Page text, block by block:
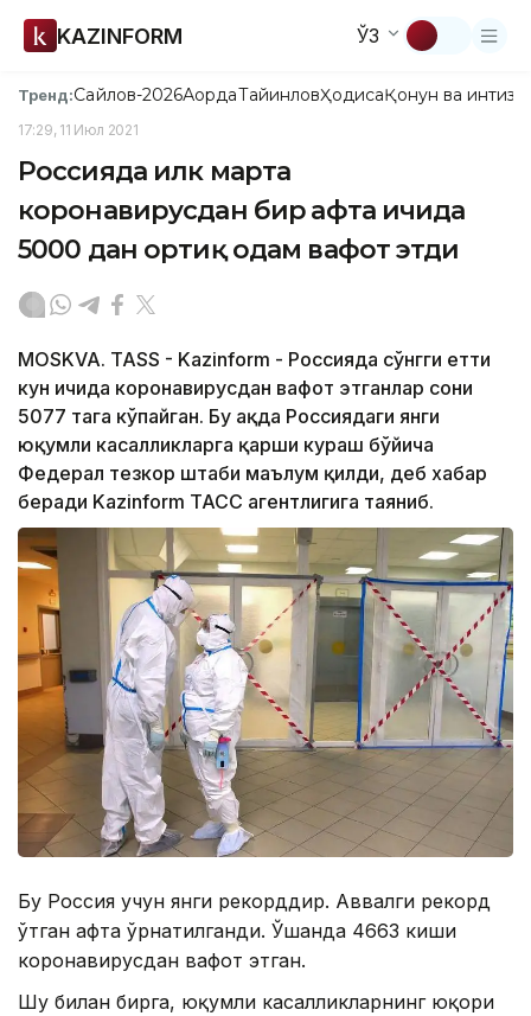
KAZINFORM ЎЗ
Тренд:Сайлов-2026АқордаТайинловҲодисаҚонун ва
17:29, 11 Июл 2021
Россияда илк марта
коронавирусдан бир ҳафта ичида
5000 дан ортиқ одам вафот этди
MOSKVA. TASS - Kazinform - Россияда сўнгги етти
кун ичида коронавирусдан вафот этганлар сони
5077 тага кўпайган. Бу ҳақда Россиядаги янги
юқумли касалликларга қарши кураш бўйича
Федерал тезкор штаби маълум қилди, деб хабар
беради Kazinform ТАСС агентлигига таяниб.
Бу Россия учун янги рекорддир. Аввалги рекорд
ўтган ҳафта ўрнатилганди. Ўшанда 4663 киши
коронавирусдан вафот этган.
Шу билан бирга, юқумли касалликларнинг юқори